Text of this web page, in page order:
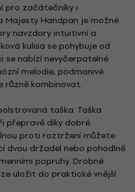
pro začátečníky i
Majesty Handpan je možné
navzdory intuitivní a
kulisa se pohybuje od
se nabízí nevyčerpatelné
melodie, podmanivé
různě kombinovat.
taška. Taška
přepravě díky dobré
proti roztržení můžete
dvou držadel nebo pohodlně
popruhy. Drobné
uložit do praktické vnější